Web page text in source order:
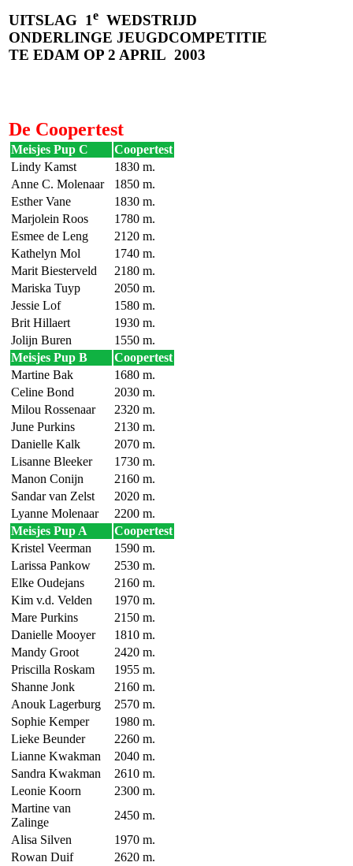
UITSLAG 1e WEDSTRIJD
ONDERLINGE JEUGDCOMPETITIE
TE EDAM OP 2 APRIL 2003
De Coopertest
Meisjes Pup C
Coopertest
Lindy Kamst
1830 m.
Anne C. Molenaar
1850 m.
Esther Vane
1830 m.
Marjolein Roos
1780 m.
Esmee de Leng
2120 m.
Kathelyn Mol
1740 m.
Marit Biesterveld
2180 m.
Mariska Tuyp
2050 m.
Jessie Lof
1580 m.
Brit Hillaert
1930 m.
Jolijn Buren
1550 m.
Meisjes Pup B
Coopertest
Martine Bak
1680 m.
Celine Bond
2030 m.
Milou Rossenaar
2320 m.
June Purkins
2130 m.
Danielle Kalk
2070 m.
Lisanne Bleeker
1730 m.
Manon Conijn
2160 m.
Sandar van Zelst
2020 m.
Lyanne Molenaar
2200 m.
Meisjes Pup A
Coopertest
Kristel Veerman
1590 m.
Larissa Pankow
2530 m.
Elke Oudejans
2160 m.
Kim v.d. Velden
1970 m.
Mare Purkins
2150 m.
Danielle Mooyer
1810 m.
Mandy Groot
2420 m.
Priscilla Roskam
1955 m.
Shanne Jonk
2160 m.
Anouk Lagerburg
2570 m.
Sophie Kemper
1980 m.
Lieke Beunder
2260 m.
Lianne Kwakman
2040 m.
Sandra Kwakman
2610 m.
Leonie Koorn
2300 m.
Martine van
Zalinge
2450 m.
Alisa Silven
1970 m.
Rowan Duif
2620 m.